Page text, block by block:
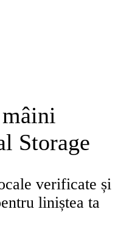
Storage
verificate și
liniștea ta